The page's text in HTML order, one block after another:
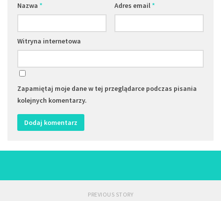
Nazwa * Adres email*
Witryna internetowa
Zapamiętaj moje dane w tej przeglądarce podczas pisania
kolejnych komentarzy.
PREVIOUS STORY